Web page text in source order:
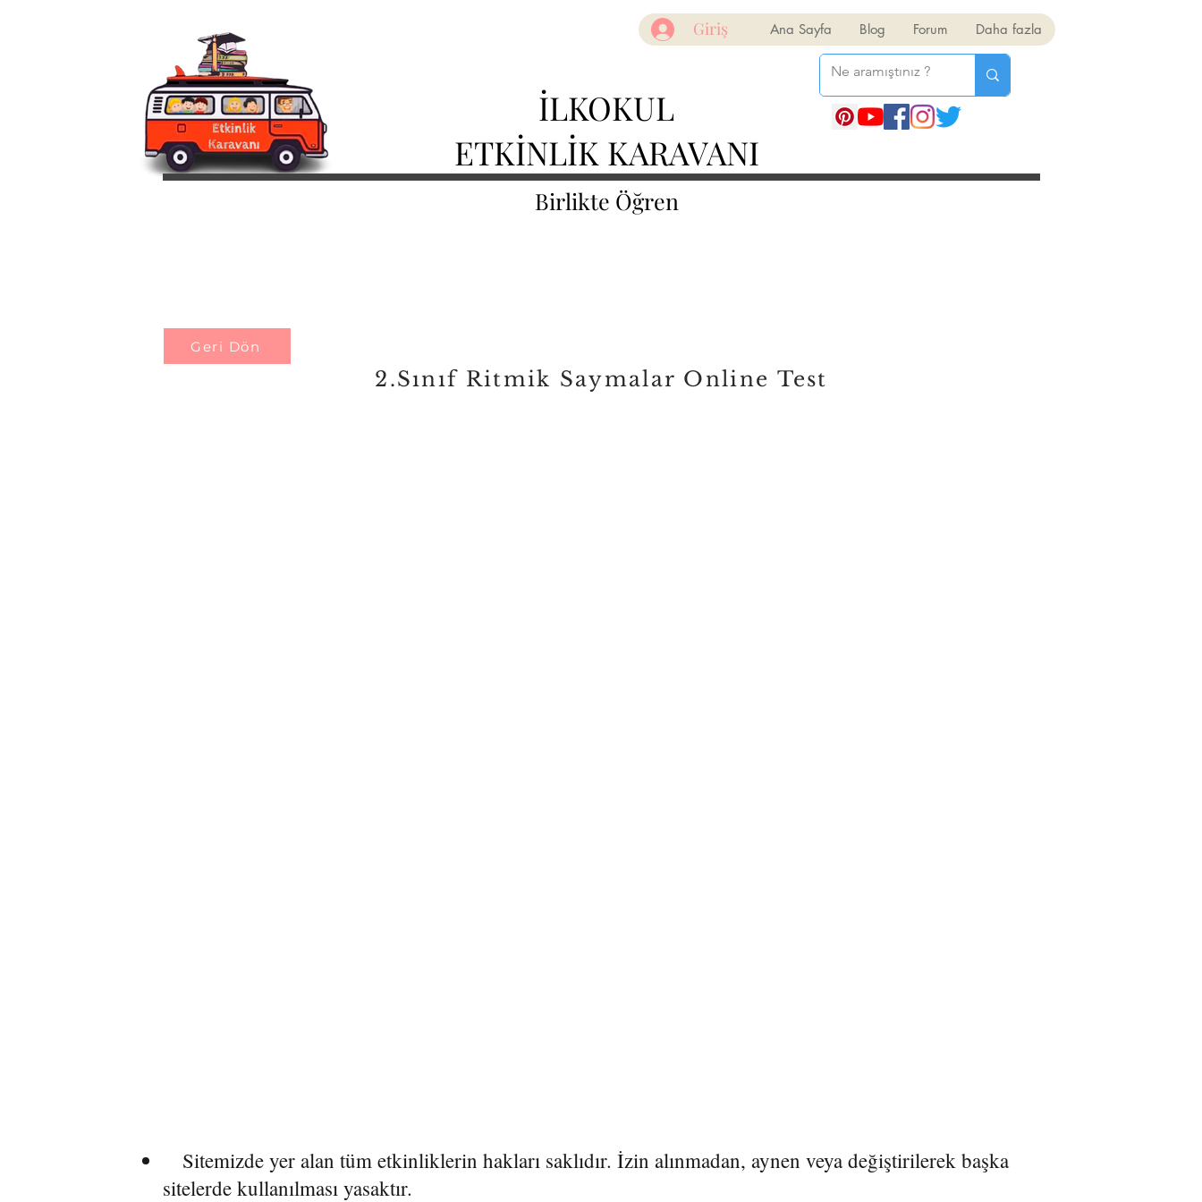
Ana Sayfa Blog Forum Daha fazla
Giriş
İLKOKUL
ETKİNLİK KARAVANI
Birlikte Öğren
Geri Dön
2.Sınıf Ritmik Saymalar Online Test
Sitemizde yer alan tüm etkinliklerin hakları saklıdır. İzin alınmadan, aynen veya değiştirilerek başka
sitelerde kullanılması yasaktır.